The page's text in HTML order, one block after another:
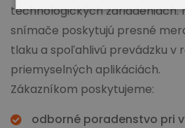
technologických zariadeniach.
snímače poskytujú presné
tlaku a spoľahlivú prevádzku v
priemyselných aplikáciách.
Zákazníkom poskytujeme:
odborné poradenstvo pri